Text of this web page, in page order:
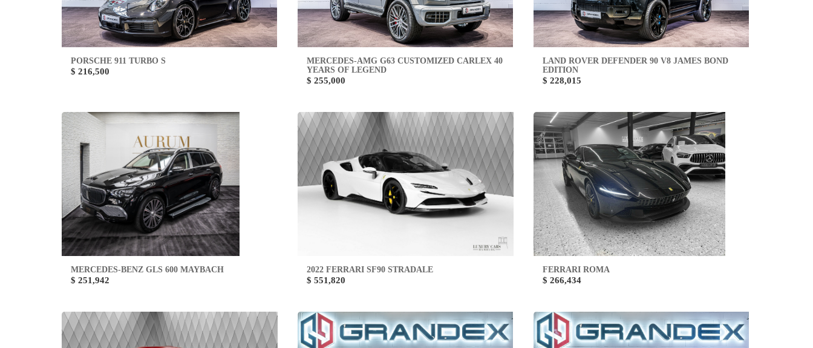
PORSCHE 911 TURBO S
$ 216,500
MERCEDES-AMG G63 CUSTOMIZED CARLEX 40
YEARS OF LEGEND
$ 255,000
LAND ROVER DEFENDER 90 V8 JAMES BOND
EDITION
$ 228,015
MERCEDES-BENZ GLS 600 MAYBACH
$ 251,942
2022 FERRARI SF90 STRADALE
$ 551,820
FERRARI ROMA
$ 266,434